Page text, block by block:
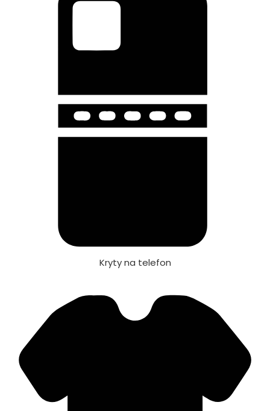
Kryty na telefon